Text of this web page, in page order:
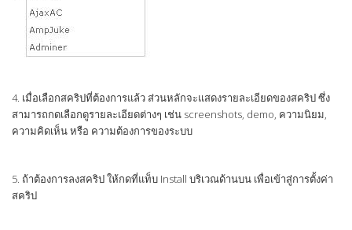
4. เมื่อเลือกสคริปที่ต้องการแล้ว ส่วนหลักจะแสดงรายละเอียดของสคริป ซึ่ง
สามารถกดเลือกดูรายละเอียดต่างๆ เช่น screenshots, demo, ความนิยม,
ความคิดเห็น หรือ ความต้องการของระบบ
5. ถ้าต้องการลงสคริป ให้กดที่แท็บ Install บริเวณด้านบน เพื่อเข้าสู่การตั้งค่า
สคริป